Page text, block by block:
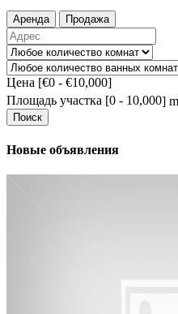
Аренда Продажа
Цена [€0 - €10,000]
Площадь участка [0 - 10,000] m
Поиск
Новые объявления